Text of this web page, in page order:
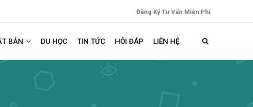
Đăng Ký Tư Vấn Miễn Phí
BẢN DU HỌC TIN TỨC HỎI ĐÁP LIÊN HỆ